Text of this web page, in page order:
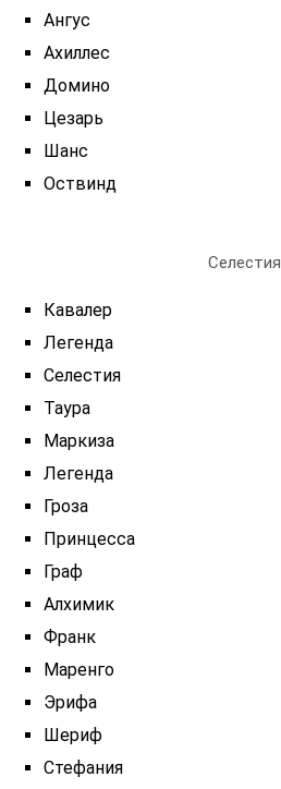
Ангус
Ахиллес
Домино
Цезарь
Шанс
Оствинд
Селестия
Кавалер
Легенда
Селестия
Таура
Маркиза
Легенда
Гроза
Принцесса
Граф
Алхимик
Франк
Маренго
Эрифа
Шериф
Стефания